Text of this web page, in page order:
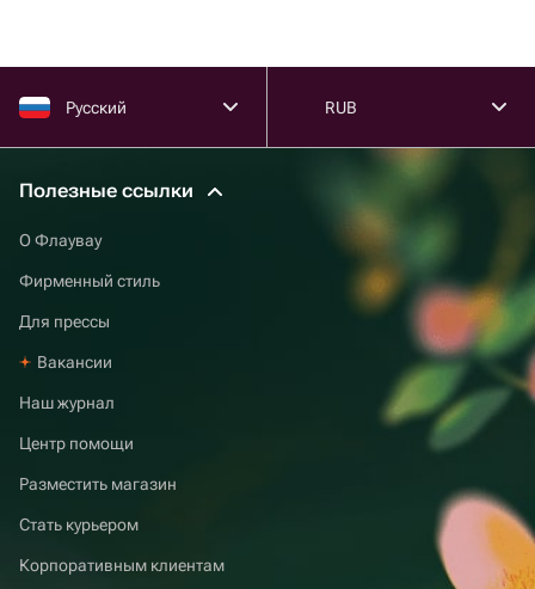
Русский RUB
Полезные ссылки
О Флаувау
Фирменный стиль
Для прессы
Вакансии
Наш журнал
Центр помощи
Разместить магазин
Стать курьером
Корпоративным клиентам